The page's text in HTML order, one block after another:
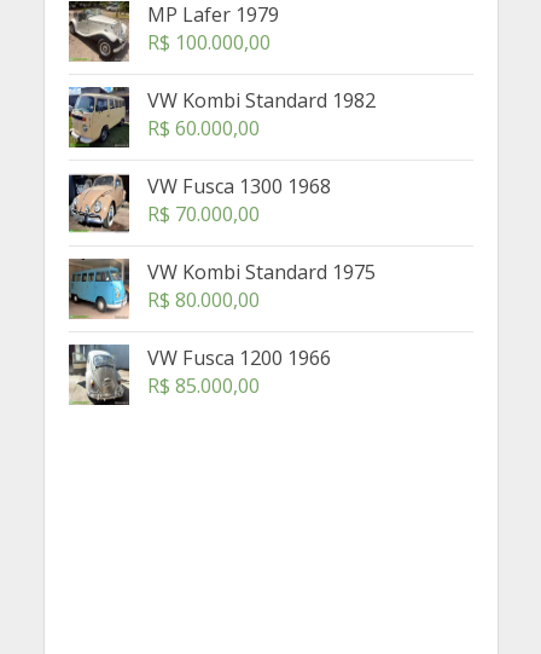
MP Lafer 1979
R$ 100.000,00
VW Kombi Standard 1982
R$ 60.000,00
VW Fusca 1300 1968
R$ 70.000,00
VW Kombi Standard 1975
R$ 80.000,00
VW Fusca 1200 1966
R$ 85.000,00